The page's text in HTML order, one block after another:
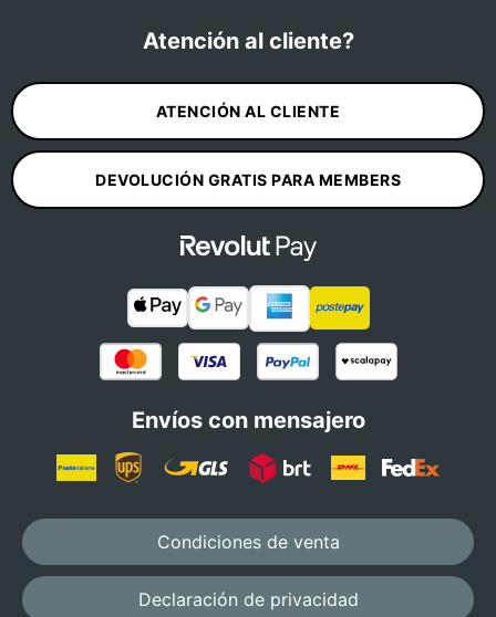
Atención al cliente?
ATENCIÓN AL CLIENTE
DEVOLUCIÓN GRATIS PARA MEMBERS
Envíos con mensajero
Condiciones de venta
Declaración de privacidad